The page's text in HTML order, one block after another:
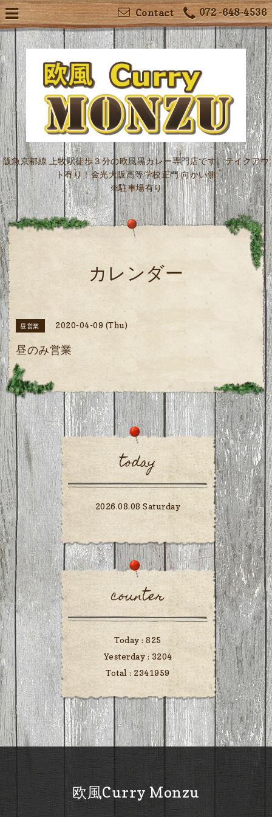
072 -648-4536
Contact
阪急京都線 上牧駅徒歩３分の欧風黒カレー専門店です。テイクアウ
ト有り！金光大阪高等学校正門 向かい側
※駐車場有り
カレンダー
昼営業 2020-04-09 (Thu)
昼のみ営業
today
2026.08.08 Saturday
counter
Today :825
Yesterday : 3204
Total : 2341959
欧風Curry Monzu